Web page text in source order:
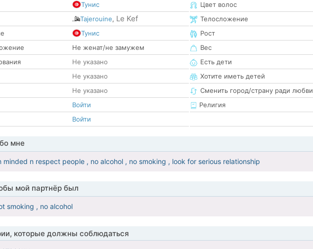
Тунис
Tajerouine, Le Kef
Тунис
Не женат/не замужем
Не указано
Не указано
Не указано
Войти
Войти
Цвет волос
Телосложение
Рост
Вес
Есть дети
Хотите иметь детей
Сменить город/страну ради любви
Религия
мне
minded n respect people , no alcohol , no smoking , look for serious relationship
мой партнёр был
smoking , no alcohol
которые должны соблюдаться